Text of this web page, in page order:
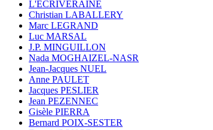
L'ÉCRIVERAINE
Christian LABALLERY
Marc LEGRAND
Luc MARSAL
J.P. MINGUILLON
Nada MOGHAIZEL-NASR
Jean-Jacques NUEL
Anne PAULET
Jacques PESLIER
Jean PEZENNEC
Gisèle PIERRA
Bernard POIX-SESTER